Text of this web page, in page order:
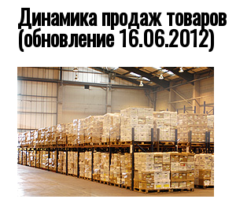
Динамика продаж товаров
(обновление 16.06.2012)